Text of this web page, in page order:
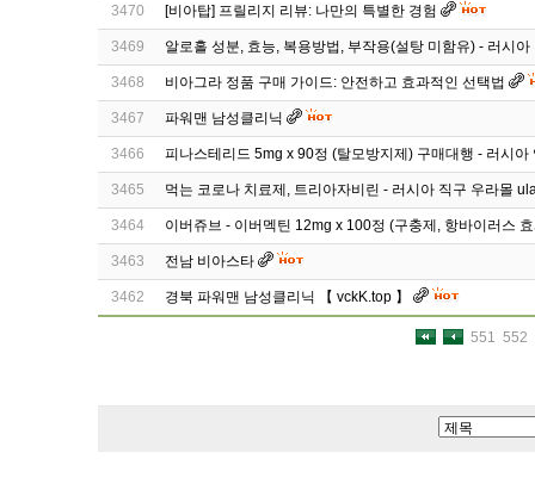
3470 [비아탑] 프릴리지 리뷰: 나만의 특별한 경험
3469 알로홀 성분, 효능, 복용방법, 부작용(설탕 미함유) - 러시
3468 비아그라 정품 구매 가이드: 안전하고 효과적인 선택법
3467 파워맨 남성클리닉
3466 피나스테리드 5mg x 90정 (탈모방지제) 구매대행 - 러시
3465 먹는 코로나 치료제, 트리아자비린 - 러시아 직구 우라몰
3464 이버쥬브 - 이버멕틴 12mg x 100정 (구충제, 항바이러스
3463 전남 비아스타
3462 경북 파워맨 남성클리닉 【 vckK.top 】
551 552